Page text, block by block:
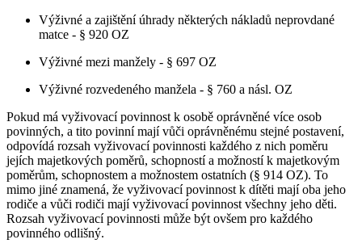
Výživné a zajištění úhrady některých nákladů neprovdané
matce - § 920 OZ
Výživné mezi manžely - § 697 OZ
Výživné rozvedeného manžela - § 760 a násl. OZ
Pokud má vyživovací povinnost k osobě oprávněné více osob
povinných, a tito povinní mají vůči oprávněnému stejné postavení,
odpovídá rozsah vyživovací povinnosti každého z nich poměru
jejích majetkových poměrů, schopností a možností k majetkovým
poměrům, schopnostem a možnostem ostatních (§ 914 OZ). To
mimo jiné znamená, že vyživovací povinnost k dítěti mají oba jeho
rodiče a vůči rodiči mají vyživovací povinnost všechny jeho děti.
Rozsah vyživovací povinnosti může být ovšem pro každého
povinného odlišný.